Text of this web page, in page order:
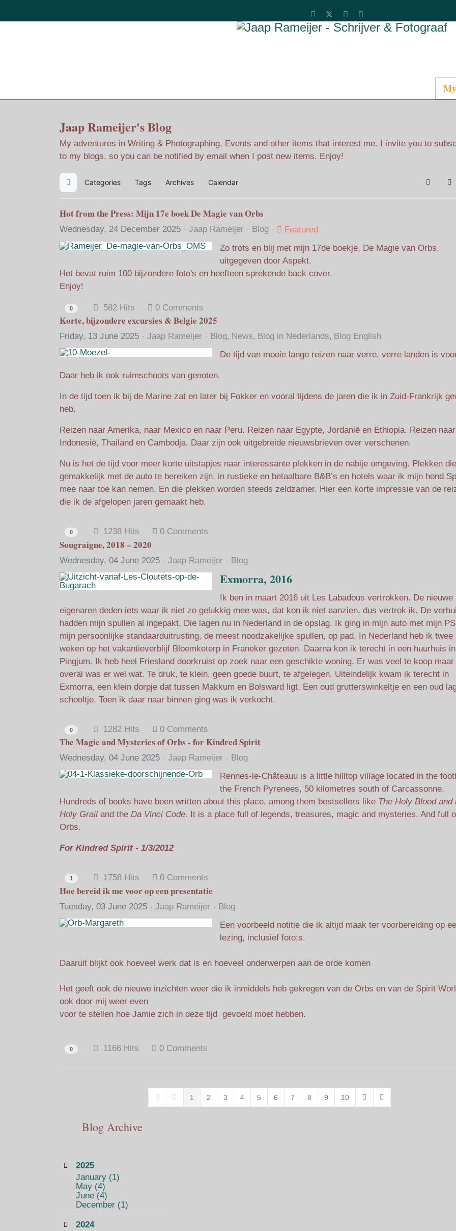
Jaap Rameijer's Blog
My adventures in Writing & Photographing, Events and other items that interest me. I invite you to
to my blogs, so you can be notified by email when I post new items. Enjoy!
HomeCategories Tags Archives Calendar Search
Hot from the Press: Mijn 17e boek De Magie van Orbs
Wednesday, 24 December 2025 Jaap Rameijer Blog
Featured
Zo trots en blij met mijn 17de boekje, De Magie van Orbs,
uitgegeven door Aspekt.
Het bevat ruim 100 bijzondere foto's en heefteen sprekende back cover.
Enjoy!
0 582 Hits 0 Comments
Korte, bijzondere excursies & Belgie 2025
Friday, 13 June 2025 Jaap Rameijer Blog News Blog in Nederlands
Blog English
De tijd van mooie lange reizen naar verre, verre landen is
Daar heb ik ook ruimschoots van genoten.
In de tijd toen ik bij de Marine zat en later bij Fokker en vooral tijdens de jaren die ik in Zuid-Frankrijk
heb.
Reizen naar Amerika, naar Mexico en naar Peru. Reizen naar Egypte, Jordanië en Ethiopia. Reizen naar
Indonesië, Thailand en Cambodja. Daar zijn ook uitgebreide nieuwsbrieven over verschenen.
Nu is het de tijd voor meer korte uitstapjes naar interessante plekken in de nabije omgeving. Plekken die
gemakkelijk met de auto te bereiken zijn, in rustieke en betaalbare B&B’s en hotels waar ik mijn hond
mee naar toe kan nemen. En die plekken worden steeds zeldzamer. Hier een korte impressie van de
die ik de afgelopen jaren gemaakt heb.
0 1238 Hits 0 Comments
Sougraigne, 2018 – 2020
Wednesday, 04 June 2025 Jaap Rameijer Blog
Exmorra, 2016
Ik ben in maart 2016 uit Les Labadous vertrokken. De nieuwe
eigenaren deden iets waar ik niet zo gelukkig mee was, dat kon ik niet aanzien, dus vertrok ik. De
hadden mijn spullen al ingepakt. Die lagen nu in Nederland in de opslag. Ik ging in mijn auto met mijn
mijn persoonlijke standaarduitrusting, de meest noodzakelijke spullen, op pad. In Nederland heb ik twee
weken op het vakantieverblijf Bloemketerp in Franeker gezeten. Daarna kon ik terecht in een huurhuis in
Pingjum. Ik heb heel Friesland doorkruist op zoek naar een geschikte woning. Er was veel te koop maar
overal was er wel wat. Te druk, te klein, geen goede buurt, te afgelegen. Uiteindelijk kwam ik terecht in
Exmorra, een klein dorpje dat tussen Makkum en Bolsward ligt. Een oud grutterswinkeltje en een oud
schooltje. Toen ik daar naar binnen ging was ik verkocht.
0 1282 Hits 0 Comments
The Magic and Mysteries of Orbs - for Kindred Spirit
Wednesday, 04 June 2025 Jaap Rameijer
Blog
Rennes-le-Châteauu is a little hilltop village located in the
the French Pyrenees, 50 kilometres south of Carcassonne.
Hundreds of books have been written about this place, among them bestsellers like The Holy Blood and
Holy Grail and the Da Vinci Code.
It is a place full of legends, treasures, magic and mysteries. And full
Orbs.
For Kindred Spirit - 1/3/2012
1 1758 Hits 0 Comments
Hoe bereid ik me voor op een presentatie
Tuesday, 03 June 2025 Jaap Rameijer
Blog
Een voorbeeld notitie die ik altijd maak ter voorbereiding op
lezing, inclusief foto;s.
Daaruit blijkt ook hoeveel werk dat is en hoeveel onderwerpen aan de orde komen
Het geeft ook de nieuwe inzichten weer die ik inmiddels heb gekregen van de Orbs en van de Spirit
ook door mij weer even
voor te stellen hoe Jamie zich in deze tijd gevoeld moet hebben.
0 1166 Hits 0 Comments
First PagePrevious Page
1 2 3 4 5 6 7 8 9 10
Next PageLast Page
Blog Archive
2025
January (1)
May (4)
June (4)
December (1)
2024